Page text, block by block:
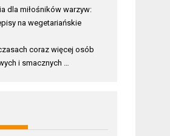
dla miłośników warzyw:
na wegetariańskie
coraz więcej osób
i smacznych …